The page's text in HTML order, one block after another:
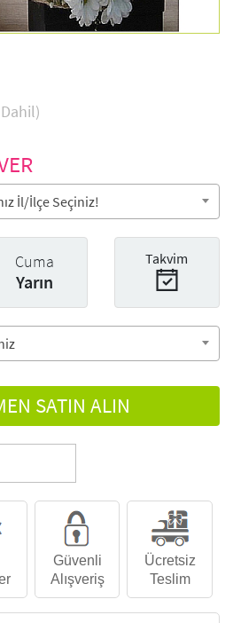
İl/İlçe Seçiniz!
Cuma
Yarın
Takvim
SATIN ALIN
Güvenli
Alışveriş
Ücretsiz
Teslim